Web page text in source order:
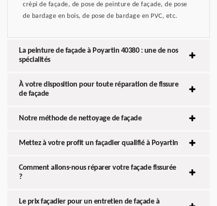
crépi de façade, de pose de peinture de façade, de pose
de bardage en bois, de pose de bardage en PVC, etc.
La peinture de façade à Poyartin 40380 : une de nos
spécialités
À votre disposition pour toute réparation de fissure
de façade
Notre méthode de nettoyage de façade
Mettez à votre profit un façadier qualifié à Poyartin
Comment allons-nous réparer votre façade fissurée
?
Le prix façadier pour un entretien de façade à